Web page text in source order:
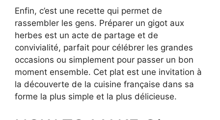
Enfin, c’est une recette qui permet de
rassembler les gens. Préparer un gigot aux
herbes est un acte de partage et de
convivialité, parfait pour célébrer les grandes
occasions ou simplement pour passer un bon
moment ensemble. Cet plat est une invitation à
la découverte de la cuisine française dans sa
forme la plus simple et la plus délicieuse.